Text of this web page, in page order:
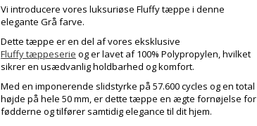
Vi introducere vores luksuriøse Fluffy tæppe i denne
elegante Grå farve.
Dette tæppe er en del af vores eksklusive
Fluffy tæppeserie og er lavet af 100% Polypropylen, hvilket
sikrer en usædvanlig holdbarhed og komfort.
Med en imponerende slidstyrke på 57.600 cycles og en total
højde på hele 50 mm, er dette tæppe en ægte fornøjelse for
fødderne og tilfører samtidig elegance til dit hjem.